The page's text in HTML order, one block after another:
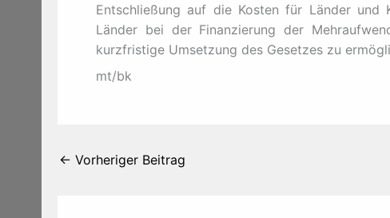
Entschließung auf die Kosten für Länder
Länder bei der Finanzierung der
kurzfristige Umsetzung des Gesetzes zu
mt/bk
← Vorheriger Beitrag